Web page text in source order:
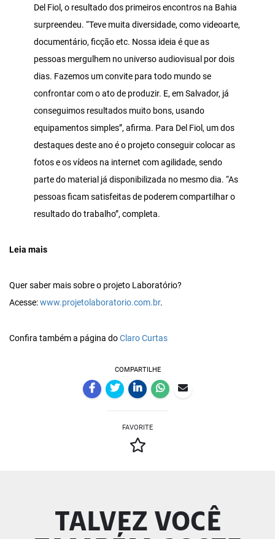
Del Fiol, o resultado dos primeiros encontros na Bahia
surpreendeu. “Teve muita diversidade, como videoarte,
documentário, ficção etc. Nossa ideia é que as
pessoas mergulhem no universo audiovisual por dois
dias. Fazemos um convite para todo mundo se
confrontar com o ato de produzir. E, em Salvador, já
conseguimos resultados muito bons, usando
equipamentos simples”, afirma. Para Del Fiol, um dos
destaques deste ano é o projeto conseguir colocar as
fotos e os vídeos na internet com agilidade, sendo
parte do material já disponibilizada no mesmo dia. “As
pessoas ficam satisfeitas de poderem compartilhar o
resultado do trabalho”, completa.
Leia mais
Quer saber mais sobre o projeto Laboratório?
Acesse:www.projetolaboratorio.com.br.
Confira também a página doClaro Curtas
COMPARTILHE
FAVORITE
TALVEZ VOCÊ